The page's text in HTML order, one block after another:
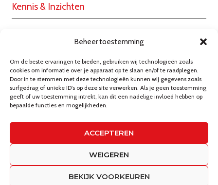
Beheer toestemming
Om de beste ervaringen te bieden, gebruiken wij technologieën zoals
cookies om informatie over je apparaat op te slaan en/of te raadplegen.
Door in te stemmen met deze technologieën kunnen wij gegevens zoals
surfgedrag of unieke ID's op deze site verwerken. Als je geen toestemming
geeft of uw toestemming intrekt, kan dit een nadelige invloed hebben op
bepaalde functies en mogelijkheden.
ACCEPTEREN
WEIGEREN
BEKIJK VOORKEUREN
Kennis & Inzichten
Over MDI Logistics
Contact
Werken bij
© 2026 - Circle branding Privacybeleid